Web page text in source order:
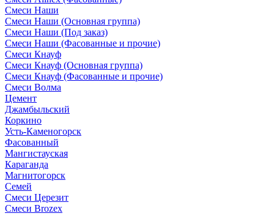
Смеси Наши
Смеси Наши (Основная группа)
Смеси Наши (Под заказ)
Смеси Наши (Фасованные и прочие)
Смеси Кнауф
Смеси Кнауф (Основная группа)
Смеси Кнауф (Фасованные и прочие)
Смеси Волма
Цемент
Джамбыльский
Коркино
Усть-Каменогорск
Фасованный
Мангистауская
Караганда
Магнитогорск
Семей
Смеси Церезит
Смеси Brozex